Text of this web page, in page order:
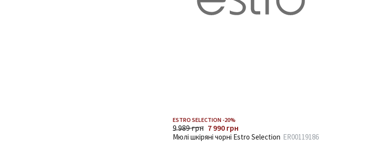
ESTRO SELECTION -20%
9 989 грн 7 990 грн
Мюлі шкіряні чорні Estro Selection ER00119186